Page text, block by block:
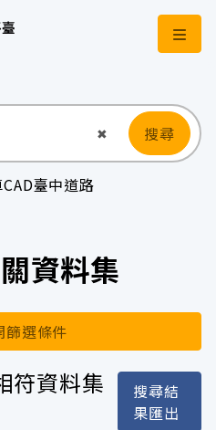
資料開
✖ 清空輸入
搜尋
CAD臺中道路
資料集
篩選條件
符資料集
搜尋結
果匯出